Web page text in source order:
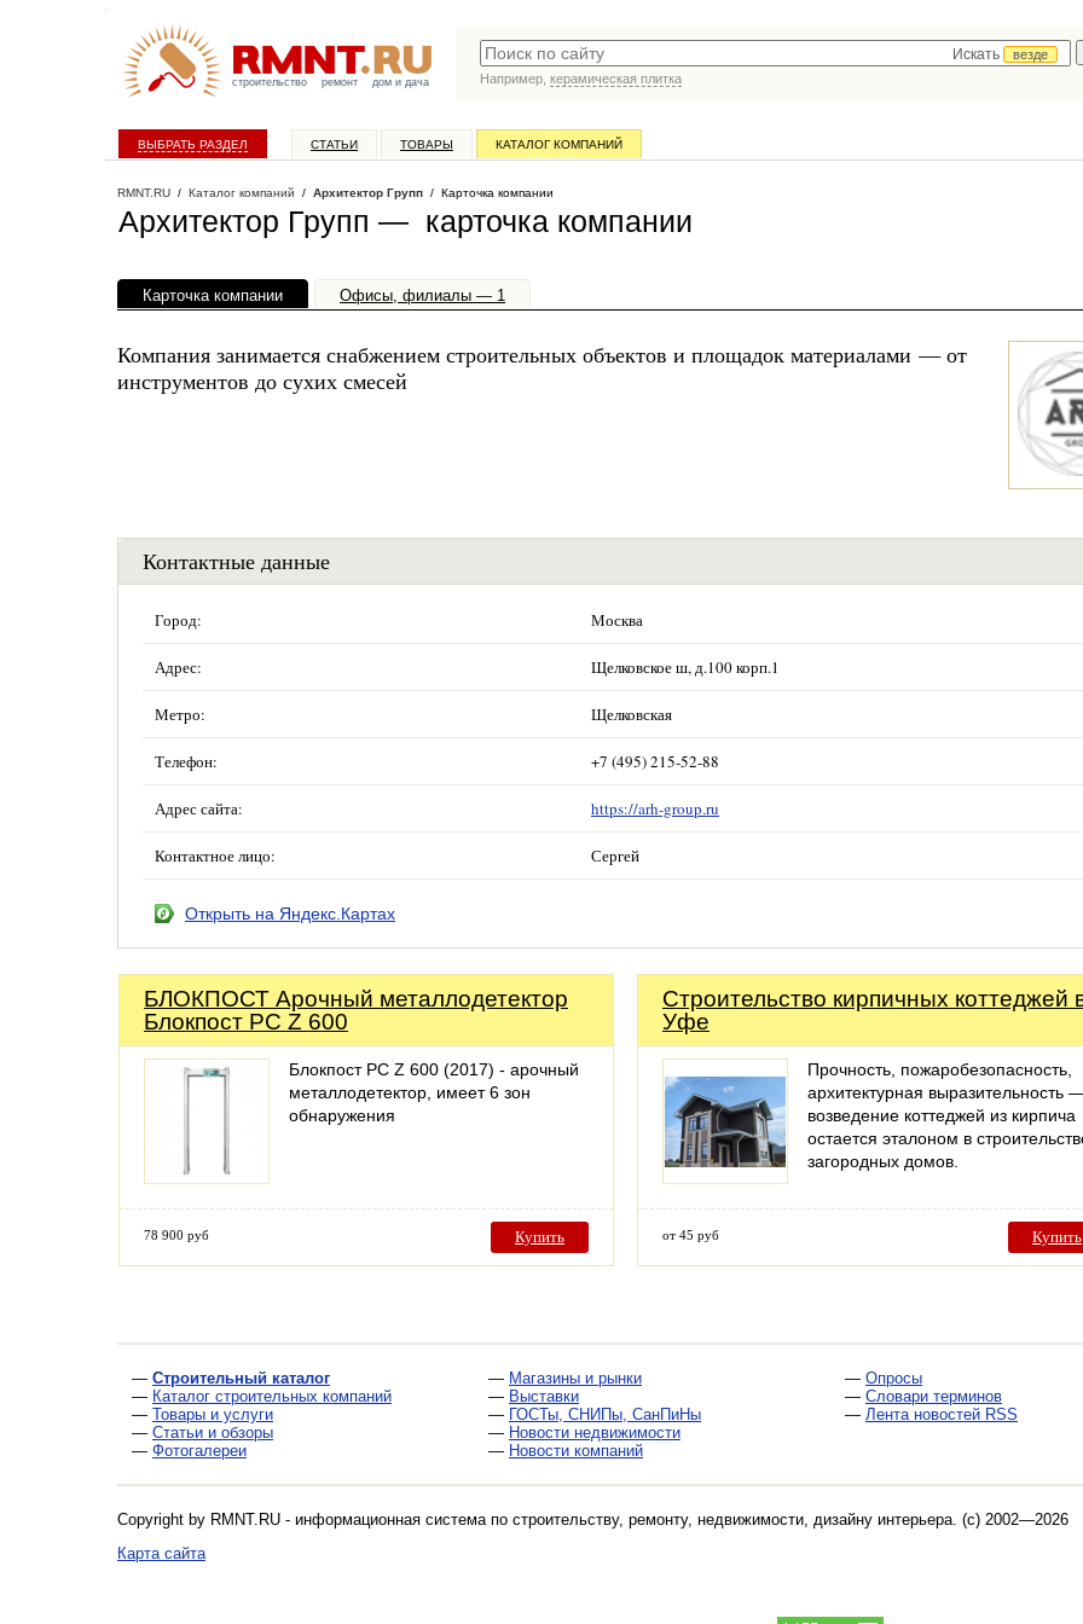
строительство ремонт дом и дача
Искать
везде
Например, керамическая плитка
ВЫБРАТЬ РАЗДЕЛ СТАТЬИ ТОВАРЫ КАТАЛОГ КОМПАНИЙ
RMNT.RU / Каталог компаний / Архитектор Групп / Карточка компании
Архитектор Групп — карточка компании
Карточка компании Офисы, филиалы — 1
Компания занимается снабжением строительных объектов и площадок материалами — от
инструментов до сухих смесей
Контактные данные
Город: Москва
Адрес: Щелковское ш, д.100 корп.1
Метро: Щелковская
Телефон: +7 (495) 215-52-88
Адрес сайта: https://arh-group.ru
Контактное лицо: Сергей
Открыть на Яндекс.Картах
БЛОКПОСТ Арочный металлодетектор
Блокпост PC Z 600
Блокпост PC Z 600 (2017) - арочный
металлодетектор, имеет 6 зон
обнаружения
78 900 руб Купить
Строительство кирпичных коттеджей
Уфе
Прочность, пожаробезопасность,
архитектурная выразительность
возведение коттеджей из кирпича
остается эталоном в
загородных домов.
от 45 руб Купить
— Строительный каталог
— Каталог строительных компаний
— Товары и услуги
— Статьи и обзоры
— Фотогалереи
— Магазины и рынки
— Выставки
— ГОСТы, СНИПы, СанПиНы
— Новости недвижимости
— Новости компаний
— Опросы
— Словари терминов
— Лента новостей RSS
Copyright by RMNT.RU - информационная система по строительству, ремонту, недвижимости, дизайну интерьера. (c) 2002—2026
Карта сайта